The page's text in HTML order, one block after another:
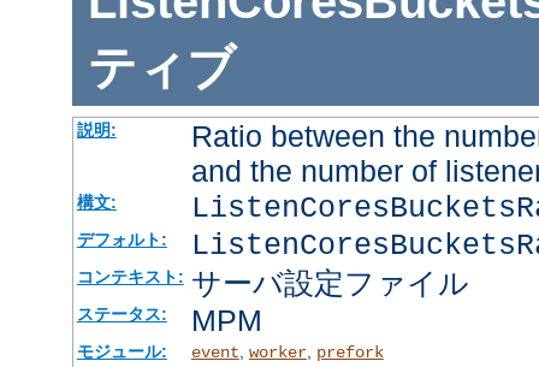
ティブ
説明:
Ratio between the
and the number of
構文:
デフォルト:
コンテキスト: サーバ設定ファイル
ステータス: MPM
モジュール: event worker, prefork